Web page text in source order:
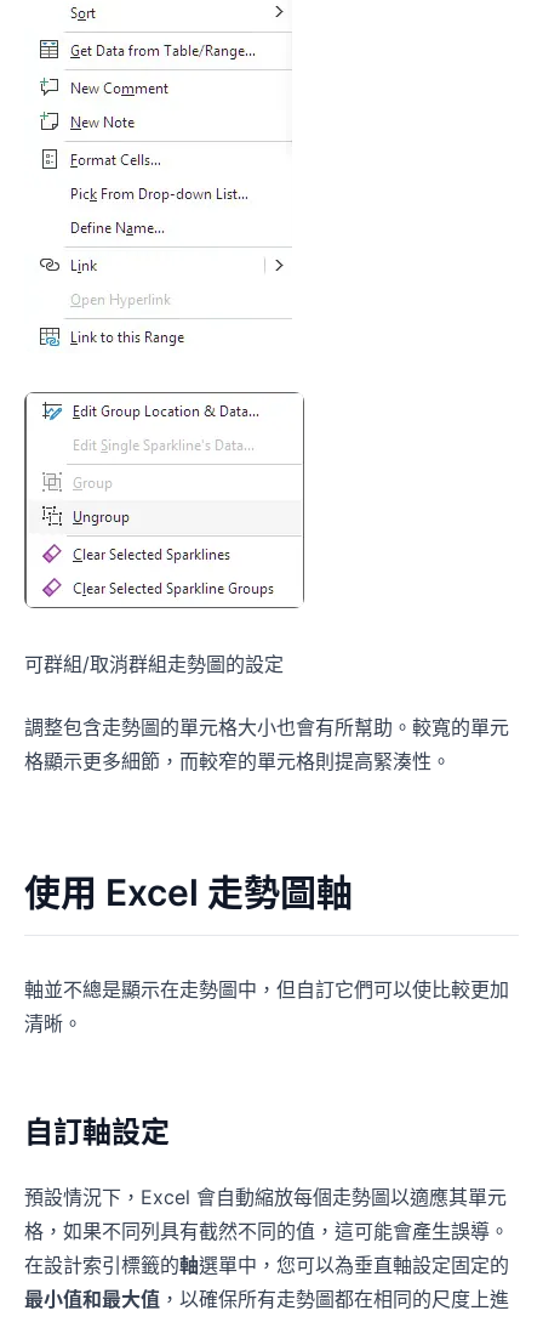
可群組/取消群組走勢圖的設定
調整包含走勢圖的單元格大小也會有所幫助。較寬的單元
格顯示更多細節，而較窄的單元格則提高緊湊性。
使用 Excel 走勢圖軸
軸並不總是顯示在走勢圖中，但自訂它們可以使比較更加
清晰。
自訂軸設定
預設情況下，Excel 會自動縮放每個走勢圖以適應其單元
格，如果不同列具有截然不同的值，這可能會產生誤導。
在設計索引標籤的軸選單中，您可以為垂直軸設定固定的
最小值和最大值 ，以確保所有走勢圖都在相同的尺度上進